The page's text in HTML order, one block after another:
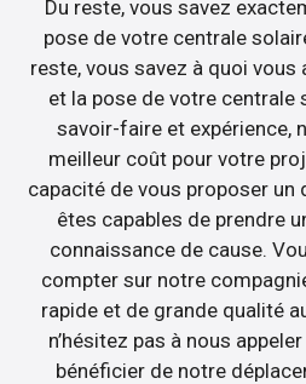
Du reste, vous savez
pose de votre centrale
reste, vous savez à quoi
et la pose de votre centrale
savoir-faire et expérience,
meilleur coût pour votre
capacité de vous proposer un
êtes capables de prendre
connaissance de cause.
compter sur notre
rapide et de grande qualité
n’hésitez pas à nous
bénéficier de notre